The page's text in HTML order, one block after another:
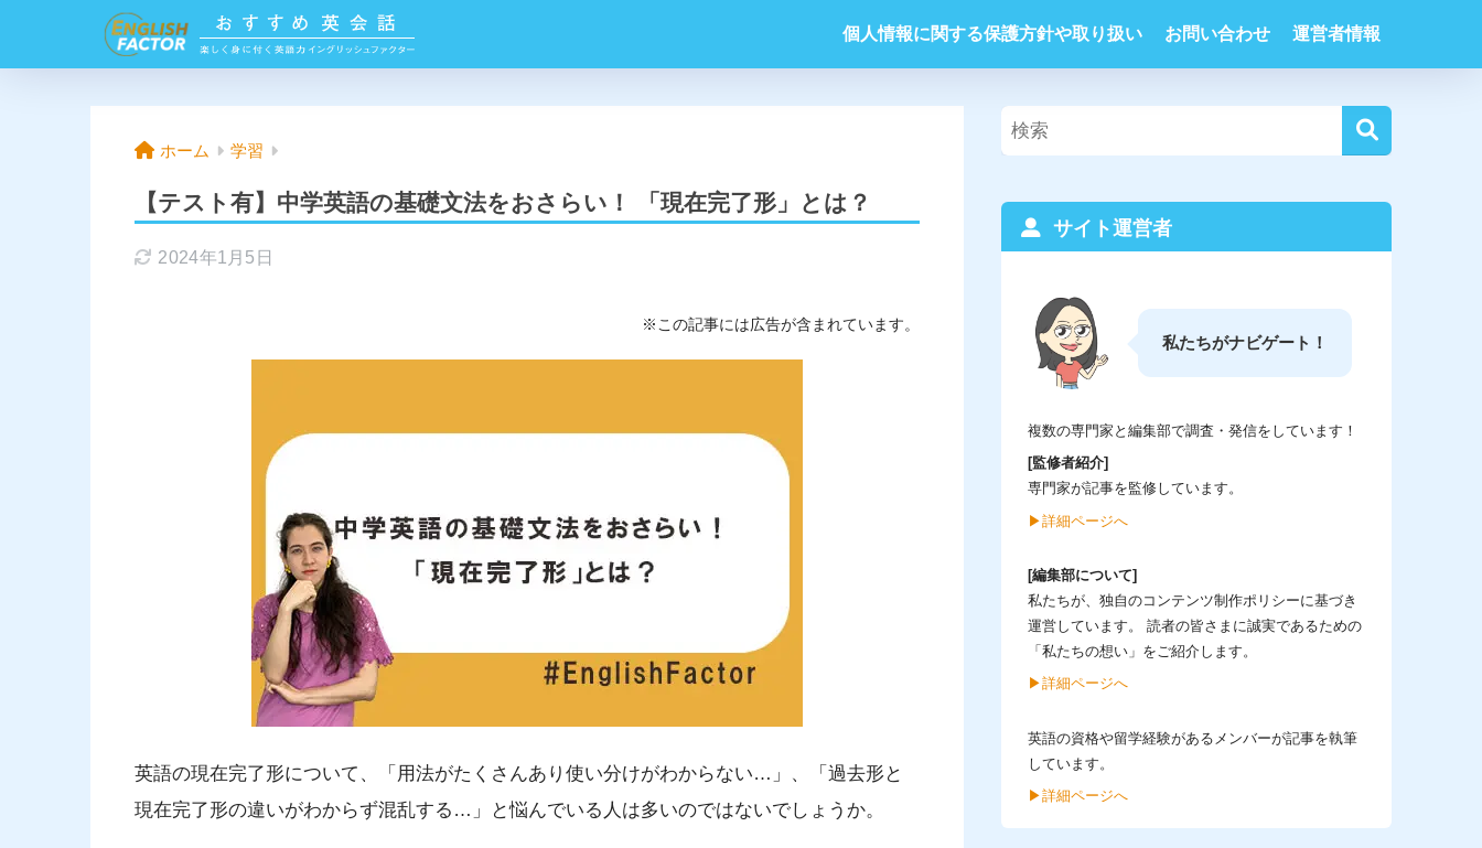
個人情報に関する保護方針や取り扱い お問い合わせ 運営者情報
ホーム 学習
【テスト有】中学英語の基礎文法をおさらい！ 「現在完了形」とは？
2024年1月5日
※この記事には広告が含まれています。
英語の現在完了形について、「用法がたくさんあり使い分けがわからない…」、「過去形と
現在完了形の違いがわからず混乱する…」と悩んでいる人は多いのではないでしょうか。
サイト運営者
私たちがナビゲート！
複数の専門家と編集部で調査・発信をしています！
[監修者紹介]
専門家が記事を監修しています。
▶︎詳細ページへ
[編集部について]
私たちが、独自のコンテンツ制作ポリシーに基づき
運営しています。 読者の皆さまに誠実であるための
「私たちの想い」をご紹介します。
▶︎詳細ページへ
英語の資格や留学経験があるメンバーが記事を執筆
しています。
▶︎詳細ページへ